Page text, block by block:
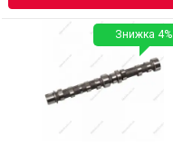
Знижка 4%